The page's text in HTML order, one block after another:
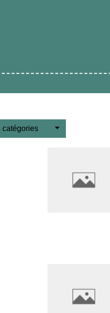
catégories